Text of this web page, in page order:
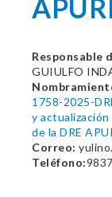
Responsable
GUIULFO
1758-2025-
y
de la DRE
Correo:
Teléfono: